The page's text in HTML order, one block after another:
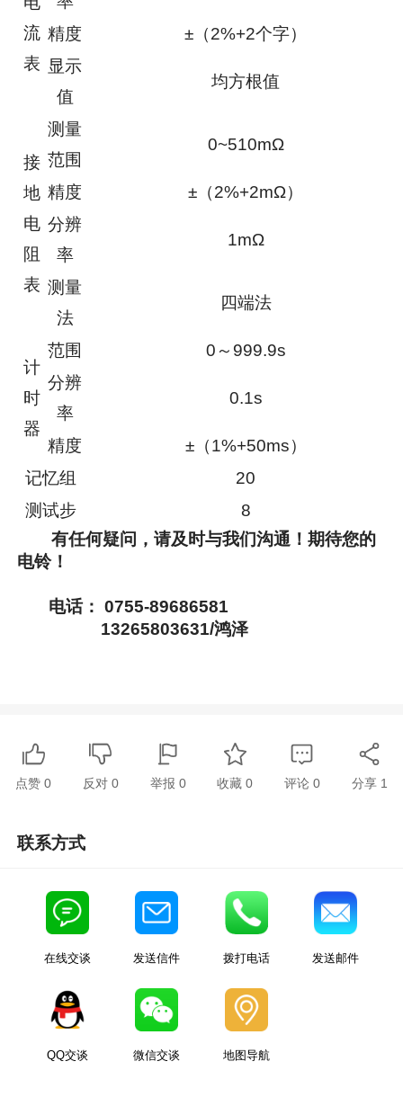
流
表
精度
±（2%+2个字）
显示
值
均方根值
接
地
电
阻
表
测量
范围
0~510mΩ
精度
±（2%+2mΩ）
分辨
率
1mΩ
测量
法
四端法
计
时
器
范围
0～999.9s
分辨
率
0.1s
精度
±（1%+50ms）
记忆组
20
测试步
8
有任何疑问，请及时与我们沟通！期待您的
电铃！
电话： 0755-89686581
13265803631/鸿泽
点赞0 反对 0 举报 0 收藏 0 评论 0 分享 1
联系方式
在线交谈 发送信件 拨打电话 发送邮件
QQ交谈 微信交谈 地图导航